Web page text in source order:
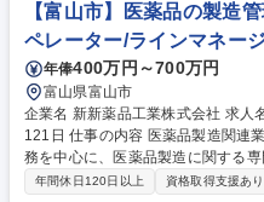
躍者も多数/長期的なキャリア形成
【富山市】医薬品の製造
ペレーター/ラインマネー
年俸400万円～700万円
富山県富山市
企業名 新新薬品工業株式会社 求人名 【富山市】医薬品の製造管理 ◆休日
121日 仕事の内容 医薬品製造関連業務の経験者を募集します。製造管理業
務を中心に、医薬品製造に関する
きます。特に、薬剤師の方は優遇いたします。 当社は
年間休日120日以上 資格取得支援あり